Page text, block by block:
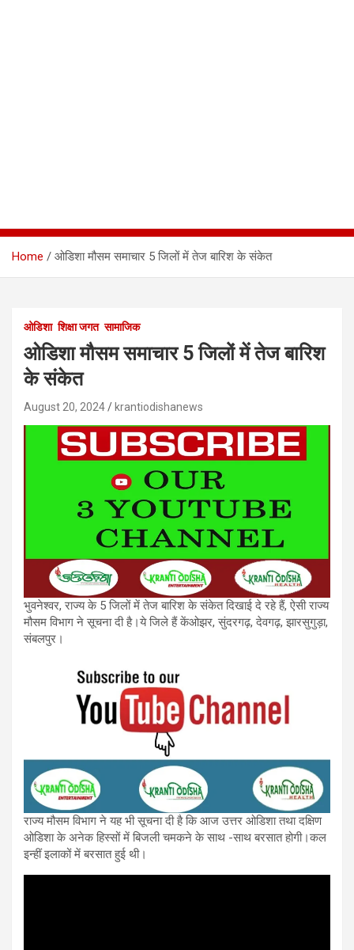
Home ओडिशा मौसम समाचार 5 जिलों में तेज बारिश के संकेत
ओडिशा शिक्षा जगत सामाजिक
ओडिशा मौसम समाचार 5 जिलों में तेज बारिश
के संकेत
August 20, 2024 krantiodishanews
भुवनेश्वर, राज्य के 5 जिलों में तेज बारिश के संकेत दिखाई दे रहे हैं, ऐसी राज्य
मौसम विभाग ने सूचना दी है।ये जिले हैं केंओझर, सुंदरगढ़, देवगढ़, झारसुगुड़ा,
संबलपुर।
राज्य मौसम विभाग ने यह भी सूचना दी है कि आज उत्तर ओडिशा तथा दक्षिण
ओडिशा के अनेक हिस्सों में बिजली चमकने के साथ -साथ बरसात होगी।कल
इन्हीं इलाकों में बरसात हुई थी।